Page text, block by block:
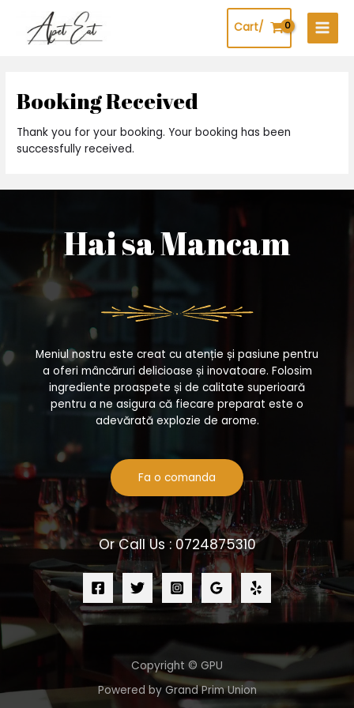
content
Cart/
Main
Booking Received
Thank you for your booking. Your booking has been
successfully received.
Hai sa Mancam
Meniul nostru este creat cu atenție și pasiune pentru
a oferi mâncăruri delicioase și inovatoare. Folosim
ingrediente proaspete și de calitate superioară
pentru a ne asigura că fiecare preparat este o
adevărată explozie de arome.
Fa o comanda
Or Call Us : 0724875310
Copyright © GPU
Powered by Grand Prim Union